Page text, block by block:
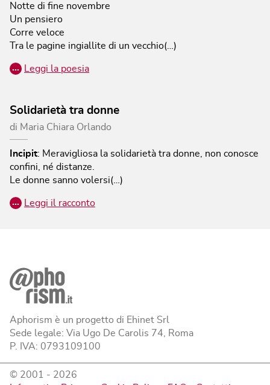
Notte di fine novembre
Un pensiero
Corre veloce
Tra le pagine ingiallite di un vecchio(…)
… Leggi la poesia
Solidarietà tra donne
di Maria Chiara Orlando
Incipit: Meravigliosa la solidarietà tra donne, non conosce
confini, né distanze.
Le donne sanno volersi(…)
… Leggi il racconto
Aphorism è un progetto di Ehinet Srl
Sede legale: Via Ugo De Carolis 74, Roma
P. IVA: 0793109100
© 2001 - 2026